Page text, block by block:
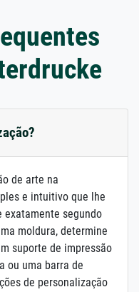
de arte na
e intuitivo que lhe
exatamente segundo
moldura, determine
suporte de impressão
ou uma barra de
de personalização